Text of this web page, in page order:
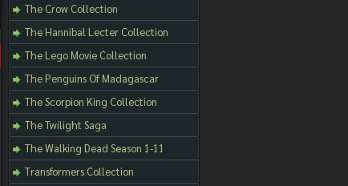
The Crow Collection
The Hannibal Lecter Collection
The Lego Movie Collection
The Penguins Of Madagascar
The Scorpion King Collection
The Twilight Saga
The Walking Dead Season 1-11
Transformers Collection